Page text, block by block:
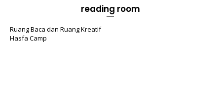
reading room
Ruang Baca dan Ruang Kreatif
Hasfa Camp